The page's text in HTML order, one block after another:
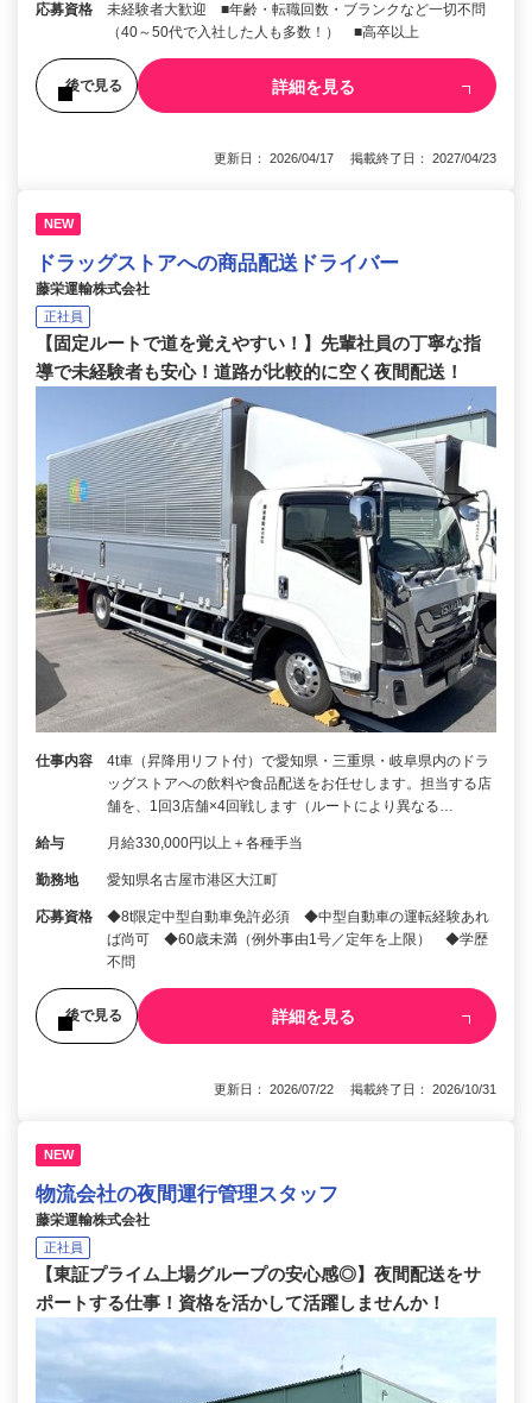
応募資格
未経験者大歓迎 ■年齢・転職回数・ブランクなど一切不問
（40～50代で入社した人も多数！） ■高卒以上
後で見る 詳細を見る
更新日： 2026/04/17 掲載終了日： 2027/04/23
NEW
ドラッグストアへの商品配送ドライバー
藤栄運輸株式会社
正社員
【固定ルートで道を覚えやすい！】先輩社員の丁寧な指
導で未経験者も安心！道路が比較的に空く夜間配送！
仕事内容
4t車（昇降用リフト付）で愛知県・三重県・岐阜県内のドラ
ッグストアへの飲料や食品配送をお任せします。担当する店
舗を、1回3店舗×4回戦します（ルートにより異なる…
給与 月給330,000円以上＋各種手当
勤務地 愛知県名古屋市港区大江町
応募資格
◆8t限定中型自動車免許必須 ◆中型自動車の運転経験あれ
ば尚可 ◆60歳未満（例外事由1号／定年を上限） ◆学歴
不問
後で見る 詳細を見る
更新日： 2026/07/22 掲載終了日： 2026/10/31
NEW
物流会社の夜間運行管理スタッフ
藤栄運輸株式会社
正社員
【東証プライム上場グループの安心感◎】夜間配送をサ
ポートする仕事！資格を活かして活躍しませんか！